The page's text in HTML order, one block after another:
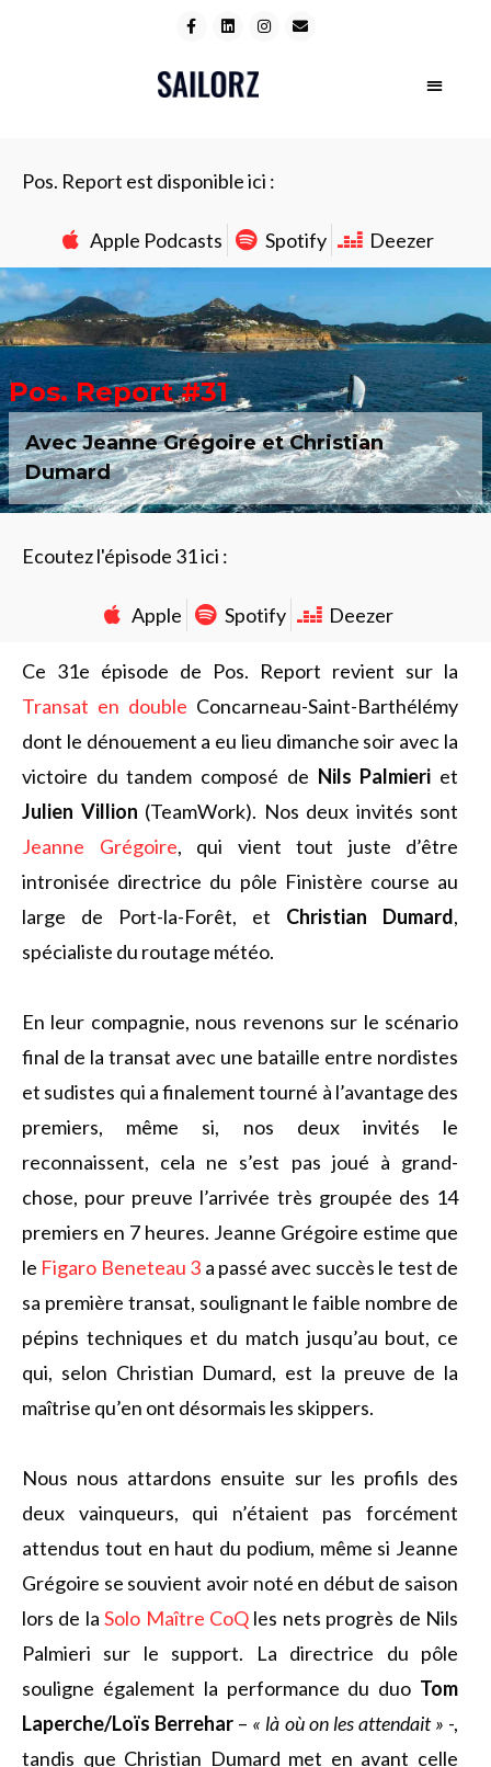
Pos. Report est disponible ici :
Apple Podcasts Spotify Deezer
Pos. Report #31
Avec Jeanne Grégoire et Christian
Dumard
Ecoutez l'épisode 31 ici :
Apple Spotify Deezer
Ce 31e épisode de Pos. Report revient sur la
Transat en double Concarneau-Saint-Barthélémy
dont le dénouement a eu lieu dimanche soir avec la
victoire du tandem composé de Nils Palmieri et
Julien Villion (TeamWork). Nos deux invités sont
Jeanne Grégoire, qui vient tout juste d’être
intronisée directrice du pôle Finistère course au
large de Port-la-Forêt, et Christian Dumard,
spécialiste du routage météo.
En leur compagnie, nous revenons sur le scénario
final de la transat avec une bataille entre nordistes
et sudistes qui a finalement tourné à l’avantage des
premiers, même si, nos deux invités le
reconnaissent, cela ne s’est pas joué à grand-
chose, pour preuve l’arrivée très groupée des 14
premiers en 7 heures. Jeanne Grégoire estime que
le Figaro Beneteau 3 a passé avec succès le test de
sa première transat, soulignant le faible nombre de
pépins techniques et du match jusqu’au bout, ce
qui, selon Christian Dumard, est la preuve de la
maîtrise qu’en ont désormais les skippers.
Nous nous attardons ensuite sur les profils des
deux vainqueurs, qui n’étaient pas forcément
attendus tout en haut du podium, même si Jeanne
Grégoire se souvient avoir noté en début de saison
lors de laSolo Maître CoQ les nets progrès de Nils
Palmieri sur le support. La directrice du pôle
souligne également la performance du duo Tom
Laperche/Loïs Berrehar – « là où on les attendait » -,
tandis que Christian Dumard met en avant celle